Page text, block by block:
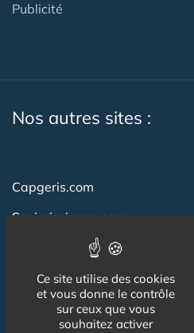
Publicité
Nos autres sites :
Capgeris.com
Seniorissimmo.com
Emploi-formation-sante.com
Aidant.info
Creche-et-naissance.com
Ce site utilise des cookies
et vous donne le contrôle
sur ceux que vous
souhaitez activer